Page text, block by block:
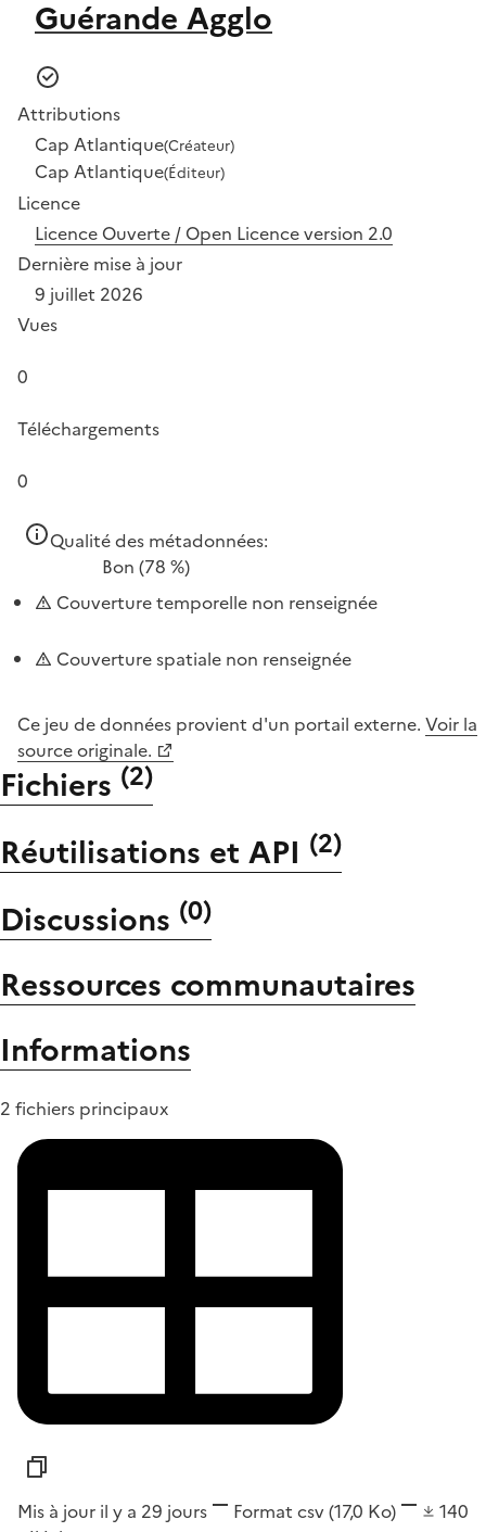
Guérande Agglo
Attributions
Cap Atlantique(Créateur)
Cap Atlantique(Éditeur)
Licence
Licence Ouverte / Open Licence version 2.0
Dernière mise à jour
9 juillet 2026
Vues
0
Téléchargements
0
Qualité des métadonnées:
Bon (78 %)
Couverture temporelle non renseignée
Couverture spatiale non renseignée
Ce jeu de données provient d'un portail externe. Voir la
source originale.
Fichiers (2)
Réutilisations et API (2)
Discussions (0)
Ressources communautaires
Informations
2 fichiers principaux
Mis à jour il y a 29 jours Format csv(17,0 Ko)
140